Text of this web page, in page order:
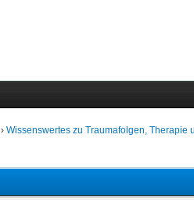
›Wissenswertes zu Traumafolgen, Therapie